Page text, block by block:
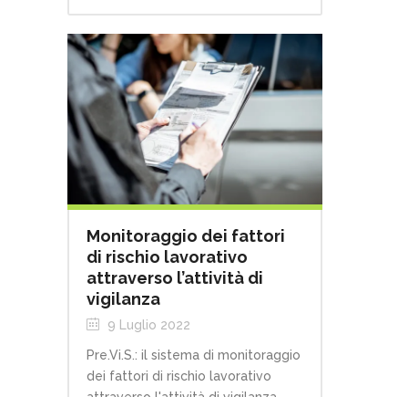
Monitoraggio dei fattori
di rischio lavorativo
attraverso l’attività di
vigilanza
9 Luglio 2022
Pre.Vi.S.: il sistema di monitoraggio
dei fattori di rischio lavorativo